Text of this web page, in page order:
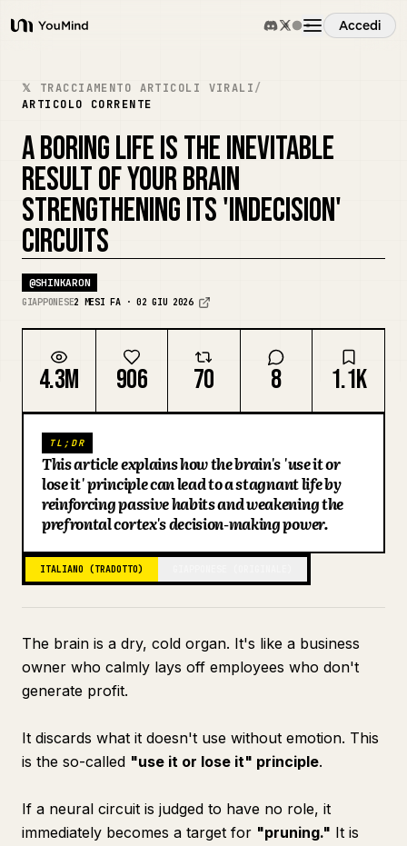
YouMind
Accedi
Panoramica
Casi d'uso
Abilità
Prompt
Scarica
Blog
Aggiornamenti
𝕏 TRACCIAMENTO ARTICOLI VIRALI/
ARTICOLO CORRENTE
A BORING LIFE IS THE INEVITABLE
RESULT OF YOUR BRAIN
STRENGTHENING ITS 'INDECISION'
CIRCUITS
@SHINKARON
GIAPPONESE2 MESI FA · 02 GIU 2026
4.3M 906 70 8 1.1K
TL;DR
This article explains how the brain's 'use it or
lose it' principle can lead to a stagnant life by
reinforcing passive habits and weakening the
prefrontal cortex's decision-making power.
ITALIANO (TRADOTTO)
The brain is a dry, cold organ. It's like a business
owner who calmly lays off employees who don't
generate profit.
It discards what it doesn't use without emotion. This
is the so-called "use it or lose it" principle.
If a neural circuit is judged to have no role, it
immediately becomes a target for "pruning." It is